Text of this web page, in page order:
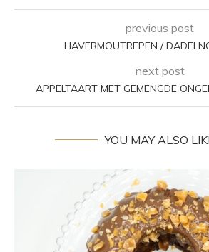
previous post
HAVERMOUTREPEN /
next post
APPELTAART MET GEMENGDE
YOU MAY ALSO